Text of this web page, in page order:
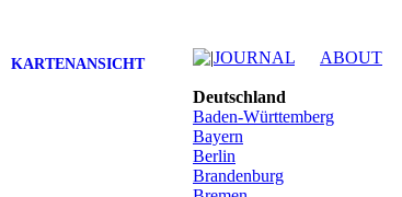
KARTENANSICHT
Deutschland
Baden-Württemberg
Bayern
Berlin
Brandenburg
JOURNAL ABOUT